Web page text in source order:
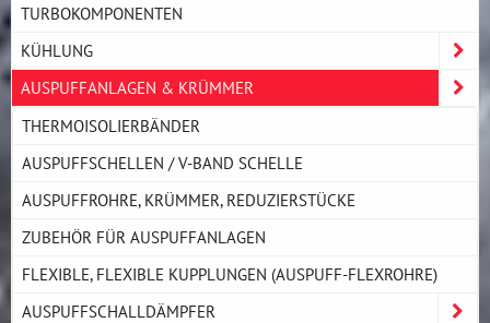
TURBOKOMPONENTEN
KÜHLUNG
AUSPUFFANLAGEN & KRÜMMER
THERMOISOLIERBÄNDER
AUSPUFFSCHELLEN / V-BAND SCHELLE
AUSPUFFROHRE, KRÜMMER, REDUZIERSTÜCKE
ZUBEHÖR FÜR AUSPUFFANLAGEN
FLEXIBLE, FLEXIBLE KUPPLUNGEN (AUSPUFF-FLEXROHRE)
AUSPUFFSCHALLDÄMPFER